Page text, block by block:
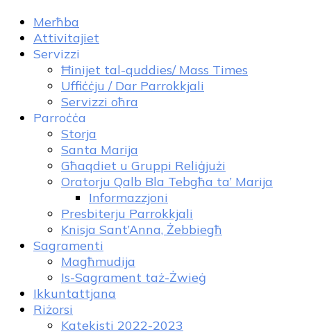
Merħba
Attivitajiet
Servizzi
Ħinijet tal-quddies/ Mass Times
Uffiċċju / Dar Parrokkjali
Servizzi oħra
Parroċċa
Storja
Santa Marija
Għaqdiet u Gruppi Reliġjużi
Oratorju Qalb Bla Tebgħa ta’ Marija
Informazzjoni
Presbiterju Parrokkjali
Knisja Sant’Anna, Żebbiegħ
Sagramenti
Magħmudija
Is-Sagrament taż-Żwieġ
Ikkuntattjana
Riżorsi
Katekisti 2022-2023